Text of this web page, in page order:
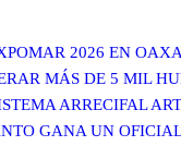
2026 EN
MÁS DE 5 MIL
ARRECIFAL
GANA UN